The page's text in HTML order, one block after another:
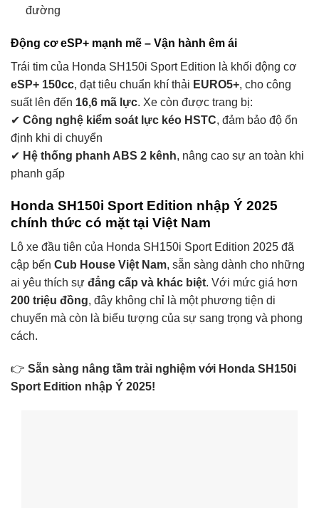
đường
Động cơ eSP+ mạnh mẽ – Vận hành êm ái
Trái tim của Honda SH150i Sport Edition là khối động cơ
eSP+ 150cc, đạt tiêu chuẩn khí thải EURO5+, cho công
suất lên đến 16,6 mã lực. Xe còn được trang bị:
✔ Công nghệ kiểm soát lực kéo HSTC, đảm bảo độ ổn
định khi di chuyển
✔ Hệ thống phanh ABS 2 kênh, nâng cao sự an toàn khi
phanh gấp
Honda SH150i Sport Edition nhập Ý 2025
chính thức có mặt tại Việt Nam
Lô xe đầu tiên của Honda SH150i Sport Edition 2025 đã
cập bến Cub House Việt Nam, sẵn sàng dành cho những
ai yêu thích sự đẳng cấp và khác biệt. Với mức giá hơn
200 triệu đồng, đây không chỉ là một phương tiện di
chuyển mà còn là biểu tượng của sự sang trọng và phong
cách.
👉 Sẵn sàng nâng tầm trải nghiệm với Honda SH150i
Sport Edition nhập Ý 2025!